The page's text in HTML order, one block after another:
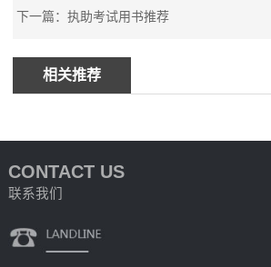
下一篇：执助考试用书推荐
相关推荐
CONTACT US
联系我们